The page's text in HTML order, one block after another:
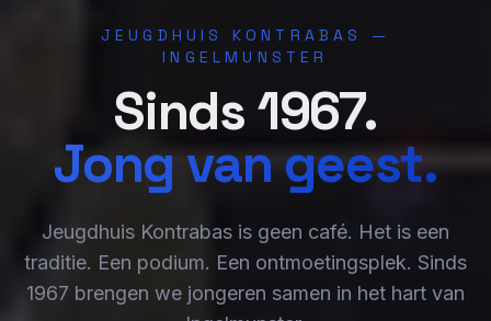
JEUGDHUIS KONTRABAS —
INGELMUNSTER
Sinds 1967.
Jong van geest.
Jeugdhuis Kontrabas is geen café. Het is een
traditie. Een podium. Een ontmoetingsplek. Sinds
1967 brengen we jongeren samen in het hart van